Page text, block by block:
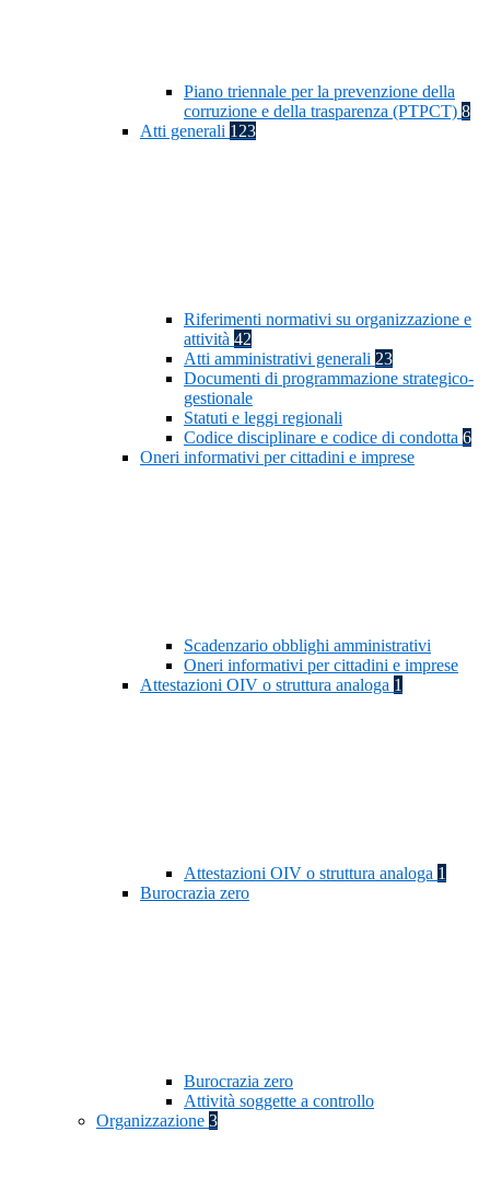
Piano triennale per la prevenzione della
corruzione e della trasparenza (PTPCT) 8
Atti generali 123
Riferimenti normativi su organizzazione e
attività 42
Atti amministrativi generali 23
Documenti di programmazione strategico-
gestionale
Statuti e leggi regionali
Codice disciplinare e codice di condotta 6
Oneri informativi per cittadini e imprese
Scadenzario obblighi amministrativi
Oneri informativi per cittadini e imprese
Attestazioni OIV o struttura analoga 1
Attestazioni OIV o struttura analoga 1
Burocrazia zero
Burocrazia zero
Attività soggette a controllo
Organizzazione 3